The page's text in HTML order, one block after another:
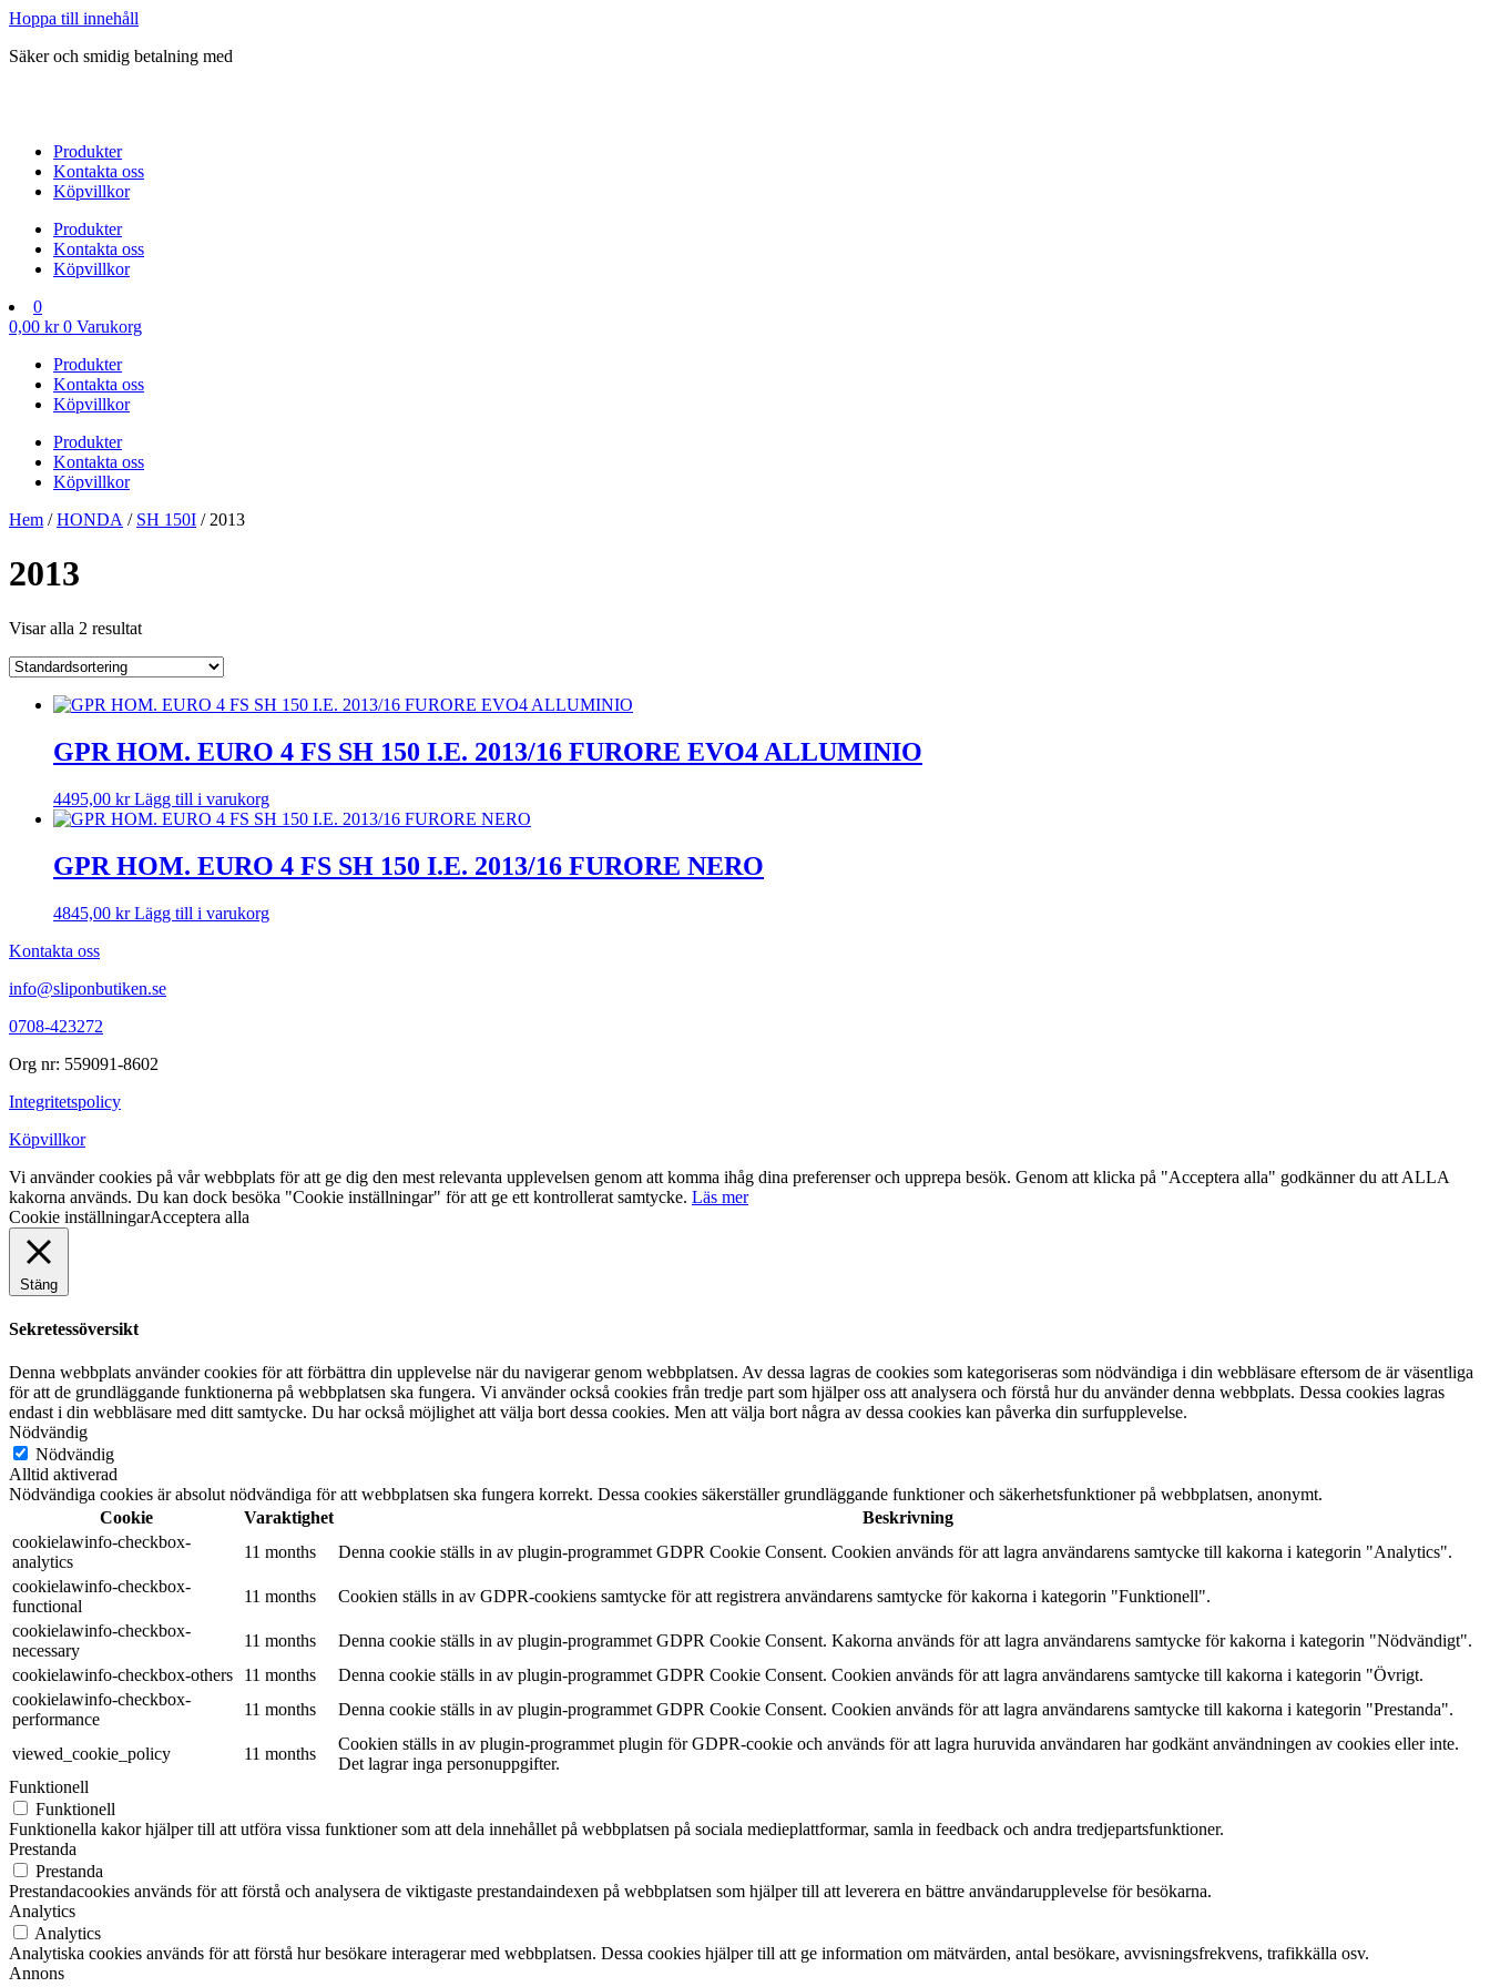
Hoppa till innehåll
Säker och smidig betalning med
Produkter
Kontakta oss
Köpvillkor
Produkter
Kontakta oss
Köpvillkor
0
0,00 kr 0 Varukorg
Produkter
Kontakta oss
Köpvillkor
Produkter
Kontakta oss
Köpvillkor
Hem /HONDA / SH 150I / 2013
2013
Visar alla 2 resultat
GPR HOM. EURO 4 FS SH 150 I.E. 2013/16 FURORE EVO4 ALLUMINIO
4495,00 kr Lägg till i varukorg
GPR HOM. EURO 4 FS SH 150 I.E. 2013/16 FURORE NERO
4845,00 kr Lägg till i varukorg
Kontakta oss
info@sliponbutiken.se
0708-423272
Org nr: 559091-8602
Integritetspolicy
Köpvillkor
Vi använder cookies på vår webbplats för att ge dig den mest relevanta upplevelsen genom att komma ihåg dina preferenser och upprepa besök. Genom att klicka på "Acceptera alla" godkänner du att ALLA
kakorna används. Du kan dock besöka "Cookie inställningar" för att ge ett kontrollerat samtycke. Läs mer
Cookie inställningarAcceptera alla
Stäng
Sekretessöversikt
Denna webbplats använder cookies för att förbättra din upplevelse när du navigerar genom webbplatsen. Av dessa lagras de cookies som kategoriseras som nödvändiga i din webbläsare eftersom de är väsentliga
för att de grundläggande funktionerna på webbplatsen ska fungera. Vi använder också cookies från tredje part som hjälper oss att analysera och förstå hur du använder denna webbplats. Dessa cookies lagras
endast i din webbläsare med ditt samtycke. Du har också möjlighet att välja bort dessa cookies. Men att välja bort några av dessa cookies kan påverka din surfupplevelse.
Nödvändig
Nödvändig
Alltid aktiverad
Nödvändiga cookies är absolut nödvändiga för att webbplatsen ska fungera korrekt. Dessa cookies säkerställer grundläggande funktioner och säkerhetsfunktioner på webbplatsen, anonymt.
Cookie
Varaktighet
Beskrivning
cookielawinfo-checkbox-
analytics
11 months
Denna cookie ställs in av plugin-programmet GDPR Cookie Consent. Cookien används för att lagra användarens samtycke till kakorna i kategorin "Analytics".
cookielawinfo-checkbox-
functional
11 months
Cookien ställs in av GDPR-cookiens samtycke för att registrera användarens samtycke för kakorna i kategorin "Funktionell".
cookielawinfo-checkbox-
necessary
11 months
Denna cookie ställs in av plugin-programmet GDPR Cookie Consent. Kakorna används för att lagra användarens samtycke för kakorna i kategorin "Nödvändigt".
cookielawinfo-checkbox-others
11 months
Denna cookie ställs in av plugin-programmet GDPR Cookie Consent. Cookien används för att lagra användarens samtycke till kakorna i kategorin "Övrigt.
cookielawinfo-checkbox-
performance
11 months Denna cookie ställs in av plugin-programmet GDPR Cookie Consent. Cookien används för att lagra användarens samtycke till kakorna i kategorin "Prestanda".
viewed_cookie_policy 11 months
Cookien ställs in av plugin-programmet plugin för GDPR-cookie och används för att lagra huruvida användaren har godkänt användningen av cookies eller inte.
Det lagrar inga personuppgifter.
Funktionell
Funktionell
Funktionella kakor hjälper till att utföra vissa funktioner som att dela innehållet på webbplatsen på sociala medieplattformar, samla in feedback och andra tredjepartsfunktioner.
Prestanda
Prestanda
Prestandacookies används för att förstå och analysera de viktigaste prestandaindexen på webbplatsen som hjälper till att leverera en bättre användarupplevelse för besökarna.
Analytics
Analytics
Analytiska cookies används för att förstå hur besökare interagerar med webbplatsen. Dessa cookies hjälper till att ge information om mätvärden, antal besökare, avvisningsfrekvens, trafikkälla osv.
Annons